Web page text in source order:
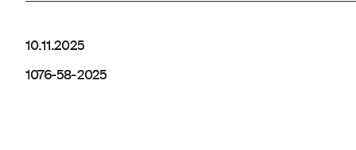
10.11.2025
1076-58-2025